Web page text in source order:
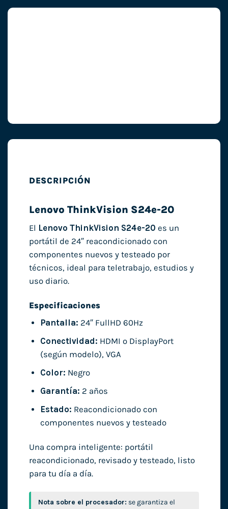
DESCRIPCIÓN
Lenovo ThinkVision S24e-20
El Lenovo ThinkVision S24e-20 es un
portátil de 24″ reacondicionado con
componentes nuevos y testeado por
técnicos, ideal para teletrabajo, estudios y
uso diario.
Especificaciones
Pantalla: 24″ FullHD 60Hz
Conectividad: HDMI o DisplayPort
(según modelo), VGA
Color: Negro
Garantía: 2 años
Estado: Reacondicionado con
componentes nuevos y testeado
Una compra inteligente: portátil
reacondicionado, revisado y testeado, listo
para tu día a día.
Nota sobre el procesador: se garantiza el